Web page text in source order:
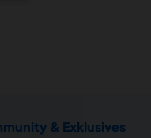
& Exklusives